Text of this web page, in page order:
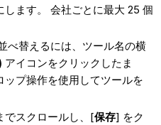
ます。 会社ごとに最大 25 個
べ替えるには、ツール名の横
アイコンをクリックしたま
ップ操作を使用してツールを
でスクロールし、[保存] をク